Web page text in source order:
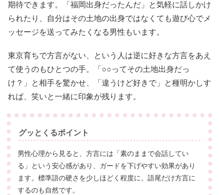
期待できます。「福岡出身だったんだ」と気軽に話しかけ
られたり、自分はその土地の出身ではなくても遊び心でメ
ッセージを送ってみたくなる男性もいます。
東京育ちで方言がない、という人は逆に好きな方言をあえ
て使うのもひとつの手。「○○ってその土地出身だっ
け？」と相手を驚かせ、「違うけど好きで」と種明かしす
れば、笑いと一緒に印象が残ります。
グッとくるポイント
男性心理から見ると、方言には「素のままで会話してい
る」という安心感があり、ガードを下げやすい効果があり
ます。標準語の硬さを少しほどく程度に、語尾だけ方言に
するのも自然です。